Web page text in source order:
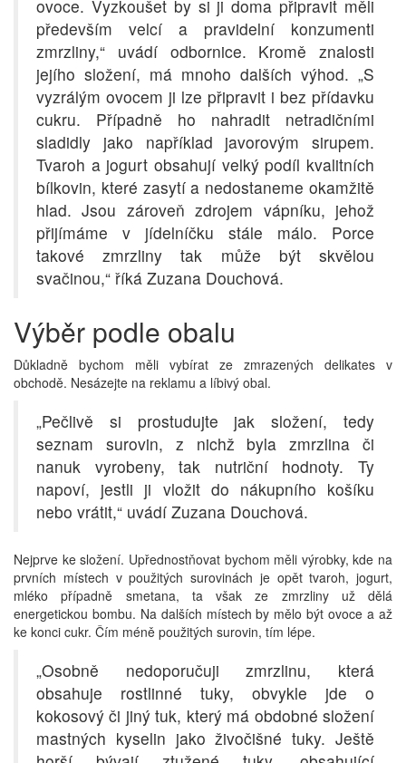
ovoce. Vyzkoušet by si ji doma připravit měli
především velcí a pravidelní konzumenti
zmrzliny,“ uvádí odbornice. Kromě znalosti
jejího složení, má mnoho dalších výhod. „S
vyzrálým ovocem ji lze připravit i bez přídavku
cukru. Případně ho nahradit netradičními
sladidly jako například javorovým sirupem.
Tvaroh a jogurt obsahují velký podíl kvalitních
bílkovin, které zasytí a nedostaneme okamžitě
hlad. Jsou zároveň zdrojem vápníku, jehož
přijímáme v jídelníčku stále málo. Porce
takové zmrzliny tak může být skvělou
svačinou,“ říká Zuzana Douchová.
Výběr podle obalu
Důkladně bychom měli vybírat ze zmrazených delikates v
obchodě. Nesázejte na reklamu a líbivý obal.
„Pečlivě si prostudujte jak složení, tedy
seznam surovin, z nichž byla zmrzlina či
nanuk vyrobeny, tak nutriční hodnoty. Ty
napoví, jestli ji vložit do nákupního košíku
nebo vrátit,“ uvádí Zuzana Douchová.
Nejprve ke složení. Upřednostňovat bychom měli výrobky, kde na
prvních místech v použitých surovinách je opět tvaroh, jogurt,
mléko případně smetana, ta však ze zmrzliny už dělá
energetickou bombu. Na dalších místech by mělo být ovoce a až
ke konci cukr. Čím méně použitých surovin, tím lépe.
„Osobně nedoporučuji zmrzlinu, která
obsahuje rostlinné tuky, obvykle jde o
kokosový či jiný tuk, který má obdobné složení
mastných kyselin jako živočišné tuky. Ještě